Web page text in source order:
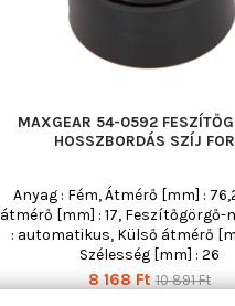
MAXGEAR 54-0592
HOSSZBORDÁS SZÍJ
Anyag : Fém, Átmérő [mm] :
átmérő [mm] : 17, Feszítőgörgő-
: automatikus, Külső átmérő
Szélesség [mm] : 26
Ár
8 168 FtNormál
10 891 Ft